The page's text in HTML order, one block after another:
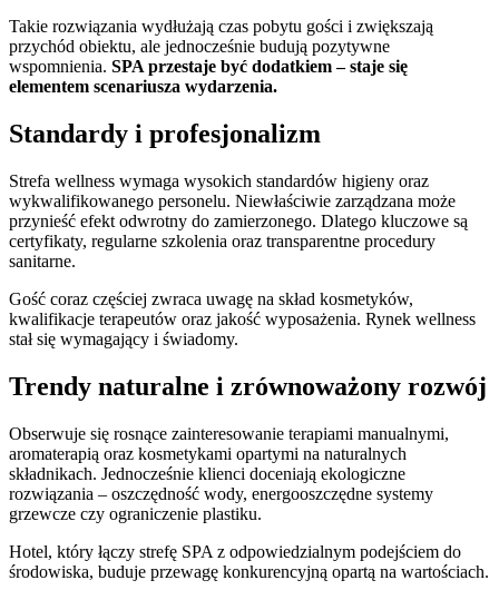
Takie rozwiązania wydłużają czas pobytu gości i zwiększają
przychód obiektu, ale jednocześnie budują pozytywne
wspomnienia. SPA przestaje być dodatkiem – staje się
elementem scenariusza wydarzenia.
Standardy i profesjonalizm
Strefa wellness wymaga wysokich standardów higieny oraz
wykwalifikowanego personelu. Niewłaściwie zarządzana może
przynieść efekt odwrotny do zamierzonego. Dlatego kluczowe są
certyfikaty, regularne szkolenia oraz transparentne procedury
sanitarne.
Gość coraz częściej zwraca uwagę na skład kosmetyków,
kwalifikacje terapeutów oraz jakość wyposażenia. Rynek wellness
stał się wymagający i świadomy.
Trendy naturalne i zrównoważony rozwój
Obserwuje się rosnące zainteresowanie terapiami manualnymi,
aromaterapią oraz kosmetykami opartymi na naturalnych
składnikach. Jednocześnie klienci doceniają ekologiczne
rozwiązania – oszczędność wody, energooszczędne systemy
grzewcze czy ograniczenie plastiku.
Hotel, który łączy strefę SPA z odpowiedzialnym podejściem do
środowiska, buduje przewagę konkurencyjną opartą na wartościach.